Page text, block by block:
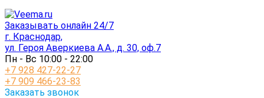
Заказывать онлайн 24/7
г. Краснодар,
ул. Героя Аверкиева А.А., д. 30, оф.7
Пн - Вс 10:00 - 22:00
+7 928 427-22-27
+7 909 466-23-83
Заказать звонок